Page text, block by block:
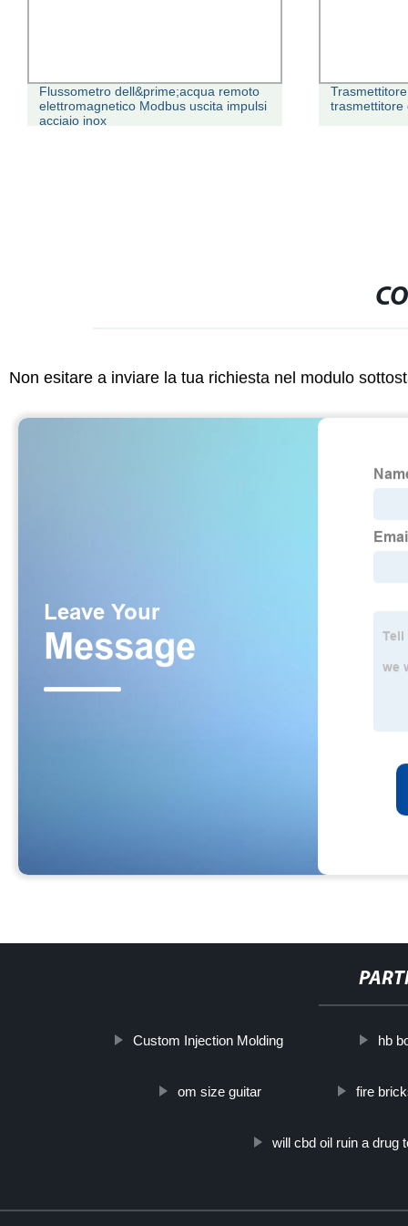
Flussometro dell&prime;acqua remoto
elettromagnetico Modbus uscita impulsi
acciaio inox
trasmettitore
Non esitare a inviare la tua richiesta nel modulo
Custom Injection Molding hb
om size guitar fire
will cbd oil ruin a drug